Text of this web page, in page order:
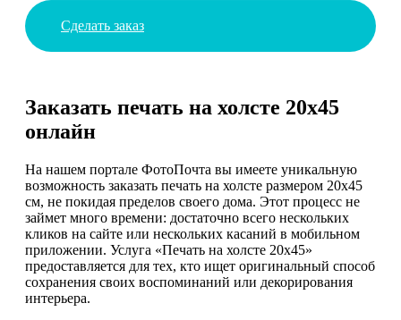
Сделать заказ
Заказать печать на холсте 20х45
онлайн
На нашем портале ФотоПочта вы имеете уникальную
возможность заказать печать на холсте размером 20х45
см, не покидая пределов своего дома. Этот процесс не
займет много времени: достаточно всего нескольких
кликов на сайте или нескольких касаний в мобильном
приложении. Услуга «Печать на холсте 20х45»
предоставляется для тех, кто ищет оригинальный способ
сохранения своих воспоминаний или декорирования
интерьера.